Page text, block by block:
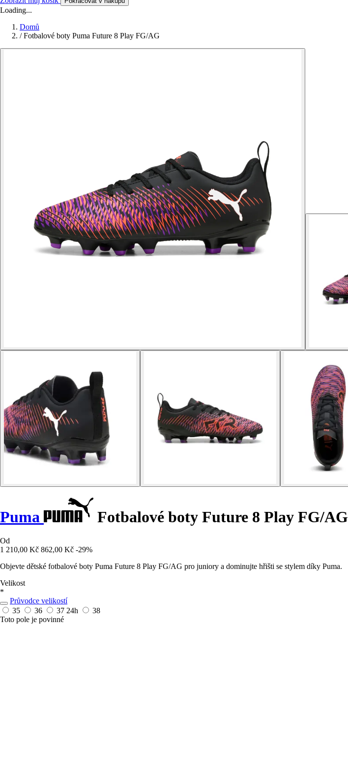
Loading...
Domů
/ Fotbalové boty Puma Future 8 Play FG/AG
Puma Fotbalové boty Future 8 Play FG/AG
Od
1 210,00 Kč 862,00 Kč -29%
Objevte dětské fotbalové boty Puma Future 8 Play FG/AG pro juniory a dominujte hřišti se stylem díky Puma.
Velikost
*
Průvodce velikostí
35
36 37 24h
38
Toto pole je povinné